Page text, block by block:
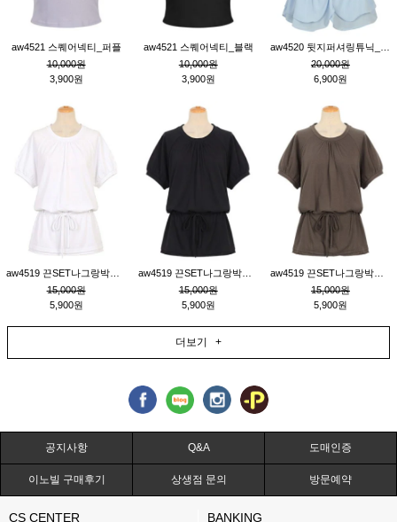
aw4521 스퀘어넥티_퍼플
10,000원
3,900원
aw4521 스퀘어넥티_블랙
10,000원
3,900원
20,000원
6,900원
15,000원
5,900원
15,000원
5,900원
15,000원
5,900원
더보기 +
공지사항 Q&A 도매인증
이노빌 구매후기 상생점 문의 방문예약
CS CENTER BANKING